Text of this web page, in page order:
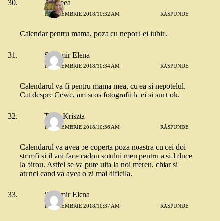
Andreea
13 NOIEMBRIE 2018/10:32 AM RĂSPUNDE
Calendar pentru mama, poza cu nepotii ei iubiti.
Stanimir Elena
13 NOIEMBRIE 2018/10:34 AM RĂSPUNDE
Calendarul va fi pentru mama mea, cu ea si nepotelul.
Cat despre Cewe, am scos fotografii la ei si sunt ok.
Tutas Kriszta
13 NOIEMBRIE 2018/10:36 AM RĂSPUNDE
Calendarul va avea pe coperta poza noastra cu cei doi
strimfi si il voi face cadou sotului meu pentru a si-l duce
la birou. Astfel se va pute uita la noi mereu, chiar si
atunci cand va avea o zi mai dificila.
Stanimir Elena
13 NOIEMBRIE 2018/10:37 AM RĂSPUNDE